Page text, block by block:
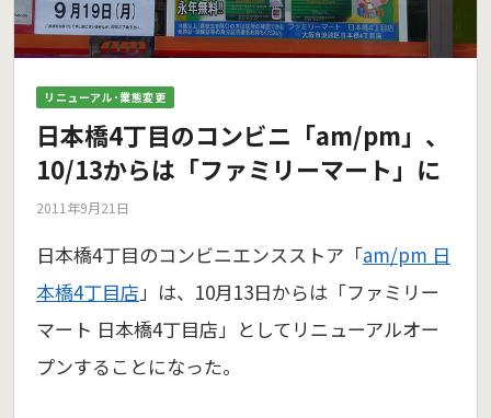
リニューアル･業態変更
日本橋4丁目のコンビニ「am/pm」、
10/13からは「ファミリーマート」に
2011年9月21日
日本橋4丁目のコンビニエンスストア「am/pm 日
本橋4丁目店 」は、10月13日からは「ファミリー
マート 日本橋4丁目店」としてリニューアルオー
プンすることになった。